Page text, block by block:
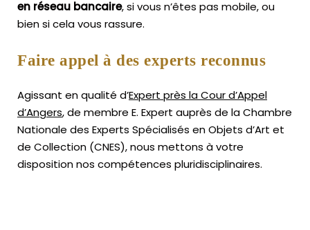
en réseau bancaire, si vous n’êtes pas mobile, ou
bien si cela vous rassure.
Faire appel à des experts reconnus
Agissant en qualité d’Expert près la Cour d’Appel
d’Angers, de membre E. Expert auprès de laChambre
Nationale des Experts Spécialisés en Objets d’Art et
de Collection (CNES),nous mettons à votre
disposition nos compétences pluridisciplinaires.